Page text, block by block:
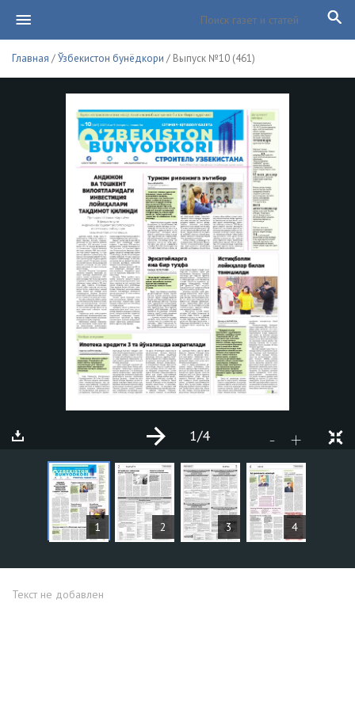
Главная /Ўзбекистон бунёдкори / Выпуск №10 (461)
1 2 3 4
- +
1/4
СТАТЬИ
Текст не добавлен